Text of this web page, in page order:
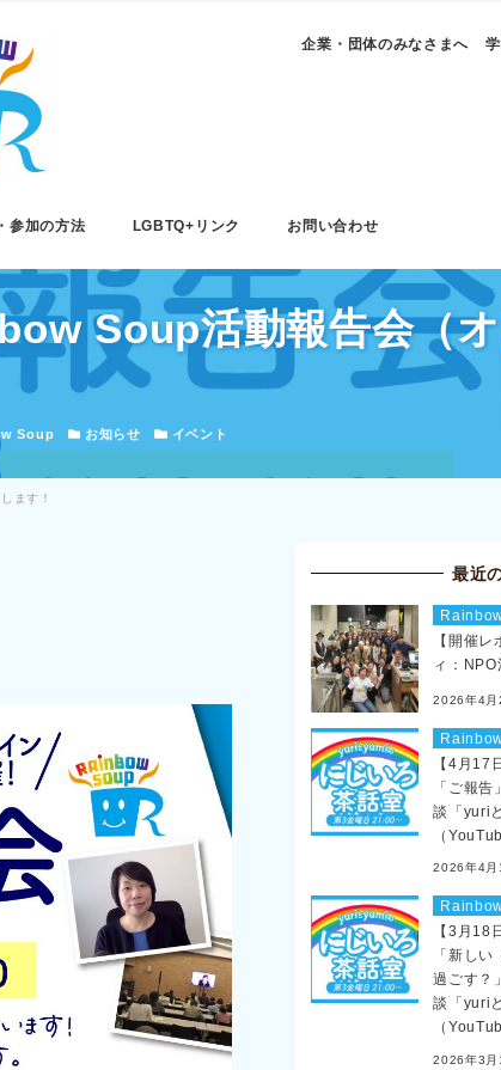
企業・団体のみなさまへ
参加の方法 LGBTQ+リンク お問い合わせ
Soup活動報告会（
Soup カテゴリー
お知らせ カテゴリー
イベント
ます！
最近
【開催
ィ：NPO
2026年4月
【4月17
「ご報
談「yuri
（
2026年4月
【3月18
「新し
過ごす？
談「yuri
（
2026年3月